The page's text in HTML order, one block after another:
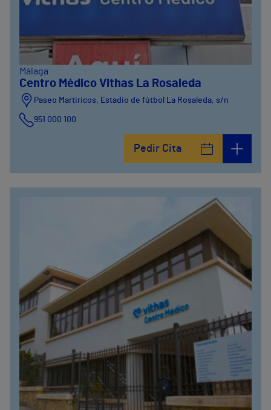
Málaga
Centro Médico Vithas La Rosaleda
Paseo Martiricos, Estadio de fútbol La Rosaleda, s/n
951 000 100
Pedir Cita